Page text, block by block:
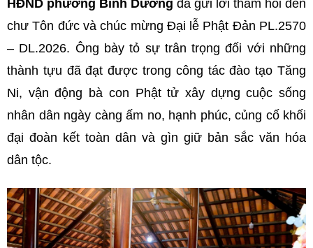
HĐND phường Bình Dương đã gửi lời thăm hỏi đến
chư Tôn đức và chúc mừng Đại lễ Phật Đản PL.2570
– DL.2026. Ông bày tỏ sự trân trọng đối với những
thành tựu đã đạt được trong công tác đào tạo Tăng
Ni, vận động bà con Phật tử xây dựng cuộc sống
nhân dân ngày càng ấm no, hạnh phúc, củng cố khối
đại đoàn kết toàn dân và gìn giữ bản sắc văn hóa
dân tộc.